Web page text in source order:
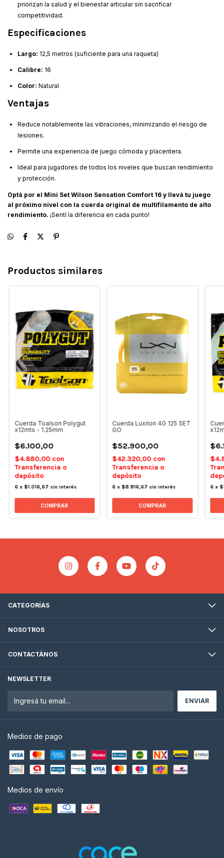
priorizan la salud y el bienestar articular sin sacrificar
competitividad.
Especificaciones
Largo: 12,5 metros (suficiente para una raqueta)
Calibre: 16
Color: Natural
Ventajas
Reduce notablemente las vibraciones, minimizando el riesgo de
lesiones.
Permite una experiencia de juego cómoda y placentera.
Ideal para jugadores de todos los niveles que buscan rendimiento
y protección.
Optá por el Mini Set Wilson Sensation Comfort 16 y llevá tu juego
al próximo nivel con la cuerda original de multifilamento de alto
rendimiento. ¡Sentí la diferencia en cada punto!
Productos similares
Cuerda Toalson Polygut
x12mts - 1.25mm
$6.100,00
$4.880,00 con
Transferencia o
depósito
6 x $1.016,67 sin interés
Cuerda Luxilon 4G 125 SET
GO
$52.900,00
$42.320,00 con
Transferencia o
depósito
6 x$8.816,67 sin interés 6 x
CATEGORÍAS
NOSOTROS
CONTACTÁNOS
NEWSLETTER
Medios de pago
Medios de envío